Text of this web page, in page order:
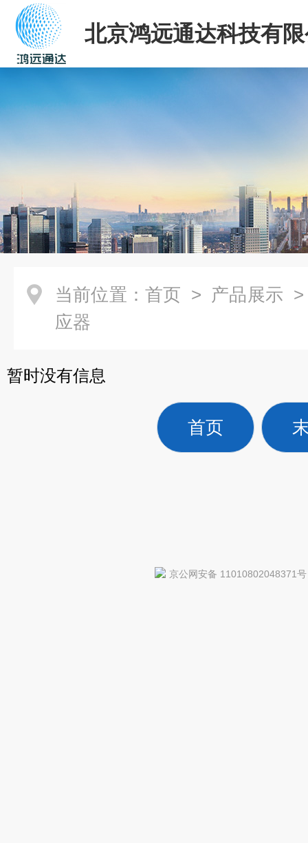
北京鸿远通达科技有
当前位置： 首页 > 产品展示
应器
暂时没有信息
首页
京公网安备 11010802048371号